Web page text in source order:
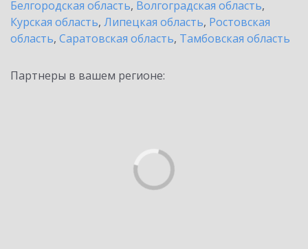
Белгородская область, Волгоградская область,
Курская область, Липецкая область, Ростовская
область, Саратовская область, Тамбовская область
Партнеры в вашем регионе: